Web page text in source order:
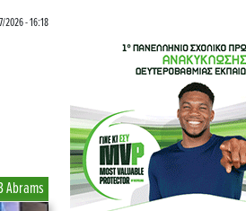
2026 - 16:18
Abrams